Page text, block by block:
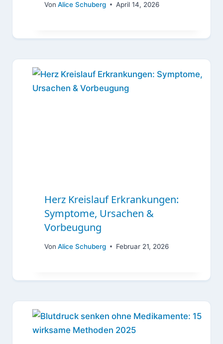
Von Alice Schuberg April 14, 2026
Herz Kreislauf Erkrankungen:
Symptome, Ursachen &
Vorbeugung
Von Alice Schuberg Februar 21, 2026